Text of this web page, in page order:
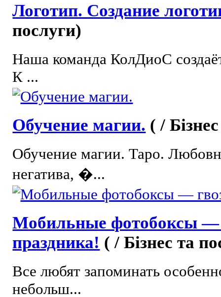
Логотип. Создание
послуги)
Наша команда КолДиоС
К ...
Обучение магии. ( /
Обучение магии. Таро.
негатива, �...
Мобильные фотобоксы —
праздника! ( / Бізнес та
Все любят запоминать
небольш...